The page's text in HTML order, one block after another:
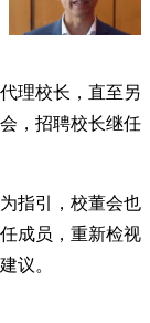
理校长，直至另
，招聘校长继任
指引，校董会也
成员，重新检视
议。